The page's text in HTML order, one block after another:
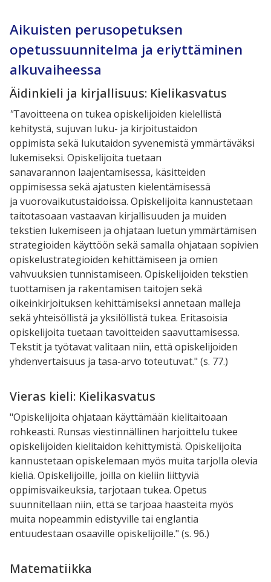
Aikuisten perusopetuksen
opetussuunnitelma ja eriyttäminen
alkuvaiheessa
Äidinkieli ja kirjallisuus: Kielikasvatus
"Tavoitteena on tukea opiskelijoiden kielellistä
kehitystä, sujuvan luku- ja kirjoitustaidon
oppimista sekä lukutaidon syvenemistä ymmärtäväksi
lukemiseksi. Opiskelijoita tuetaan
sanavarannon laajentamisessa, käsitteiden
oppimisessa sekä ajatusten kielentämisessä
ja vuorovaikutustaidoissa. Opiskelijoita kannustetaan
taitotasoaan vastaavan kirjallisuuden ja muiden
tekstien lukemiseen ja ohjataan luetun ymmärtämisen
strategioiden käyttöön sekä samalla ohjataan sopivien
opiskelustrategioiden kehittämiseen ja omien
vahvuuksien tunnistamiseen. Opiskelijoiden tekstien
tuottamisen ja rakentamisen taitojen sekä
oikeinkirjoituksen kehittämiseksi annetaan malleja
sekä yhteisöllistä ja yksilöllistä tukea. Eritasoisia
opiskelijoita tuetaan tavoitteiden saavuttamisessa.
Tekstit ja työtavat valitaan niin, että opiskelijoiden
yhdenvertaisuus ja tasa-arvo toteutuvat." (s. 77.)
Vieras kieli: Kielikasvatus
"Opiskelijoita ohjataan käyttämään kielitaitoaan
rohkeasti. Runsas viestinnällinen harjoittelu tukee
opiskelijoiden kielitaidon kehittymistä. Opiskelijoita
kannustetaan opiskelemaan myös muita tarjolla olevia
kieliä. Opiskelijoille, joilla on kieliin liittyviä
oppimisvaikeuksia, tarjotaan tukea. Opetus
suunnitellaan niin, että se tarjoaa haasteita myös
muita nopeammin edistyville tai englantia
entuudestaan osaaville opiskelijoille." (s. 96.)
Matematiikka